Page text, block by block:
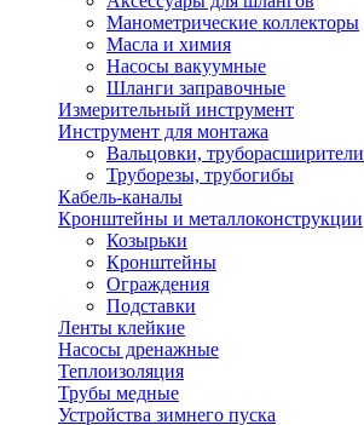
Манометрические коллекторы
Масла и химия
Насосы вакуумные
Шланги заправочные
Измерительный инструмент
Инструмент для монтажа
Вальцовки, труборасширители
Труборезы, трубогибы
Кабель-каналы
Кронштейны и металлоконструкции
Козырьки
Кронштейны
Ограждения
Подставки
Ленты клейкие
Насосы дренажные
Теплоизоляция
Трубы медные
Устройства зимнего пуска